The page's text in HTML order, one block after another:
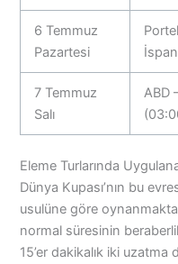
6 Temmuz
Pazartesi
7 Temmuz
Salı
ABD
Eleme Turlarında
Dünya Kupası’nın bu
usulüne göre
normal süresinin
15’er dakikalık iki